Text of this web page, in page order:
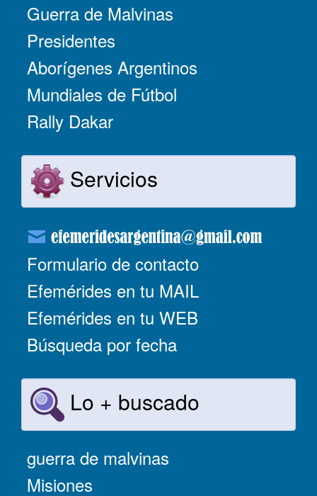
Guerra de Malvinas
Presidentes
Aborígenes Argentinos
Mundiales de Fútbol
Rally Dakar
Servicios
Formulario de contacto
Efemérides en tu MAIL
Efemérides en tu WEB
Búsqueda por fecha
Lo + buscado
guerra de malvinas
Misiones